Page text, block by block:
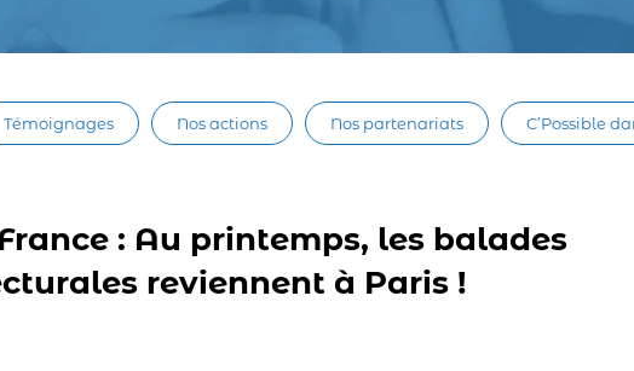
Témoignages Nos actions Nos partenariats C’Possible
: Au printemps, les balades
reviennent à Paris !